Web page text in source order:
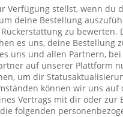
Verfügung stellst, wenn du
deine Bestellung
zu bewerten.
es uns, deine Bestellung
uns und allen Partnern,
auf unserer Plattform
um dir
können wir uns
Vertrags mit dir oder zur
folgenden